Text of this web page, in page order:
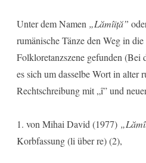
Unter dem Namen „Lămîiță”
rumänische Tänze den Weg in
Folkloretanzszene gefunden (Bei
es sich um dasselbe Wort in alter
Rechtschreibung mit „î” und
1. von Mihai David (1977)
Korbfassung (li über re) (2),